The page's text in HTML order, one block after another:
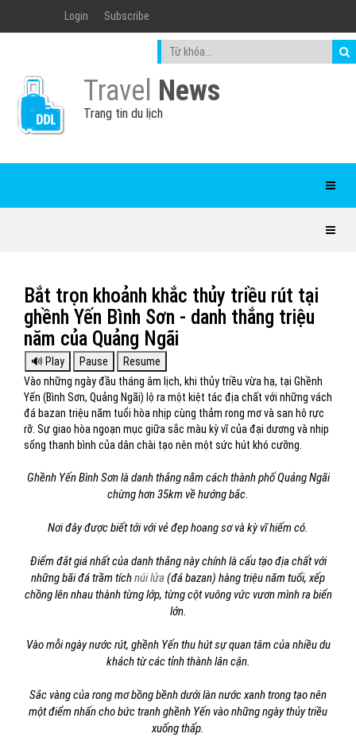
Login Subscribe
Travel News
Trang tin du lịch
Bắt trọn khoảnh khắc thủy triều rút tại
ghềnh Yến Bình Sơn - danh thắng triệu
năm của Quảng Ngãi
Vào những ngày đầu tháng âm lịch, khi thủy triều vừa hạ, tại Ghềnh
Yến (Bình Sơn, Quảng Ngãi) lộ ra một kiệt tác địa chất với những vách
đá bazan triệu năm tuổi hòa nhịp cùng thảm rong mơ và san hô rực
rỡ. Sự giao hòa ngoạn mục giữa sắc màu kỳ vĩ của đại dương và nhịp
sống thanh bình của dân chài tạo nên một sức hút khó cưỡng.
Ghềnh Yến Bình Sơn là danh thắng nằm cách thành phố Quảng Ngãi
chừng hơn 35km về hướng bắc.
Nơi đây được biết tới với vẻ đẹp hoang sơ và kỳ vĩ hiếm có.
Điểm đắt giá nhất của danh thắng này chính là cấu tạo địa chất với
những bãi đá trầm tíchnúi lửa (đá bazan) hàng triệu năm tuổi, xếp
chồng lên nhau thành từng lớp, từng cột vuông vức vươn mình ra biển
lớn.
Vào mỗi ngày nước rút, ghềnh Yến thu hút sự quan tâm của nhiều du
khách từ các tỉnh thành lân cận.
Sắc vàng của rong mơ bồng bềnh dưới làn nước xanh trong tạo nên
một điểm nhấn cho bức tranh ghềnh Yến vào những ngày thủy triều
xuống thấp.